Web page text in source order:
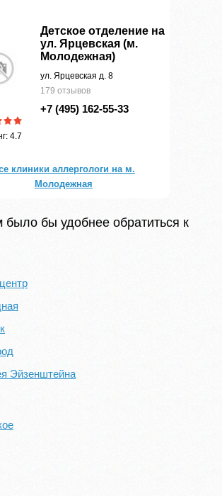
4.7
Детское отделение на
ул. Ярцевская (м.
Молодежная)
ул. Ярцевская д. 8
179 отзывов
+7 (495) 162-55-33
клиники аллергологи на м.
Молодежная
бы удобнее обратиться к
Эйзенштейна